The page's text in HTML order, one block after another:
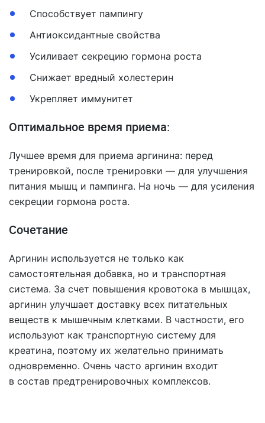
Способствует пампингу
Антиоксидантные свойства
Усиливает секрецию гормона роста
Снижает вредный холестерин
Укрепляет иммунитет
Оптимальное время приема:
Лучшее время для приема аргинина: перед
тренировкой, после тренировки — для улучшения
питания мышц и пампинга. На ночь — для усиления
секреции гормона роста.
Сочетание
Аргинин используется не только как
самостоятельная добавка, но и транспортная
система. За счет повышения кровотока в мышцах,
аргинин улучшает доставку всех питательных
веществ к мышечным клетками. В частности, его
используют как транспортную систему для
креатина, поэтому их желательно принимать
одновременно. Очень часто аргинин входит
в состав предтренировочных комплексов.